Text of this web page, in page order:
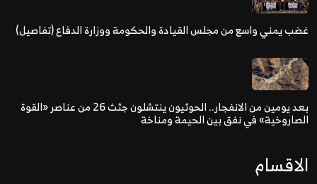
غضب يمني واسع من مجلس القيادة والحكومة ووزارة الدفاع (تفاصيل)
بعد يومين من الانفجار.. الحوثيون ينتشلون جثث 26 من عناصر «القوة
الصاروخية» في نفق بين الحيمة ومناخة
الاقسام